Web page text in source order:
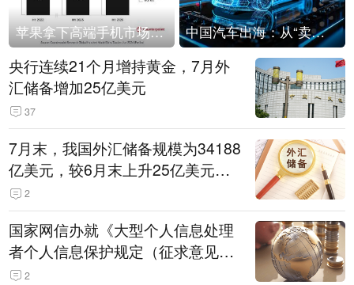
苹果拿下高端手机市场65%的份额：iPhone 17系列功不可没 中国汽车出海：从“卖出去”到“走进去”
央行连续21个月增持黄金，7月外
汇储备增加25亿美元
37
7月末，我国外汇储备规模为34188
亿美元，较6月末上升25亿美元，
升幅为0.07%
2
国家网信办就《大型个人信息处理
者个人信息保护规定（征求意见
稿）》公开征求意见
2